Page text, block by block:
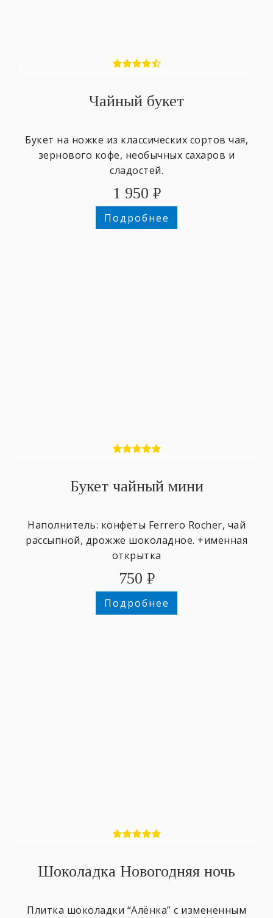
Чайный букет
Букет на ножке из классических сортов чая,
зернового кофе, необычных сахаров и
сладостей.
1 950 ₽
Подробнее
Букет чайный мини
Наполнитель: конфеты Ferrero Rocher, чай
рассыпной, дрожже шоколадное. +именная
открытка
750 ₽
Подробнее
Шоколадка Новогодняя ночь
Плитка шоколадки “Алёнка” с измененным